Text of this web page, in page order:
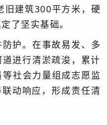
旧建筑300平方米，硬
了坚实基础。
护。在事故易发、多
进行清淤疏浚，累计
社会力量组成志愿监
动响应，形成责任清